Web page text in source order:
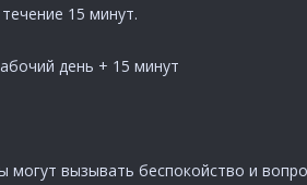
15 минут.
день + 15 минут
вызывать беспокойство и